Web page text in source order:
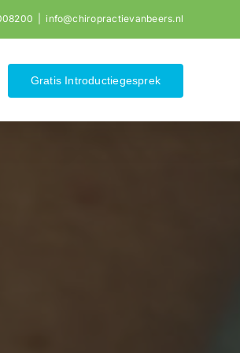
info@chiropractievanbeers.nl
Gratis Introductiegesprek